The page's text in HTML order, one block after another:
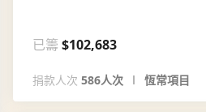
已籌 $102,683
捐款人次 586人次 恆常項目